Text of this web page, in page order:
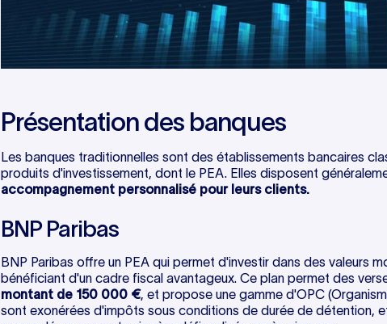
Présentation des banques
Les banques traditionnelles sont des établissements bancaires
produits d'investissement, dont le PEA. Elles disposent
accompagnement personnalisé pour leurs clients.
BNP Paribas
BNP Paribas offre un PEA qui permet d'investir dans des valeurs
bénéficiant d'un cadre fiscal avantageux. Ce plan permet des
montant de 150 000 €, et propose une gamme d'OPC
sont exonérées d'impôts sous conditions de durée de détention,